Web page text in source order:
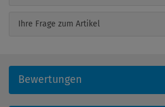
Ihre Frage zum Artikel
Bewertungen